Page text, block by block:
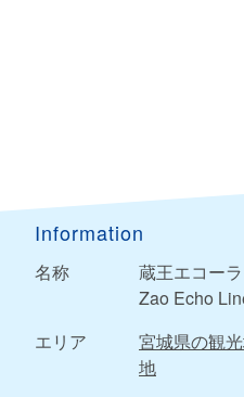
Information
名称
蔵王エコー
Zao Echo
エリア
宮城県の観
地